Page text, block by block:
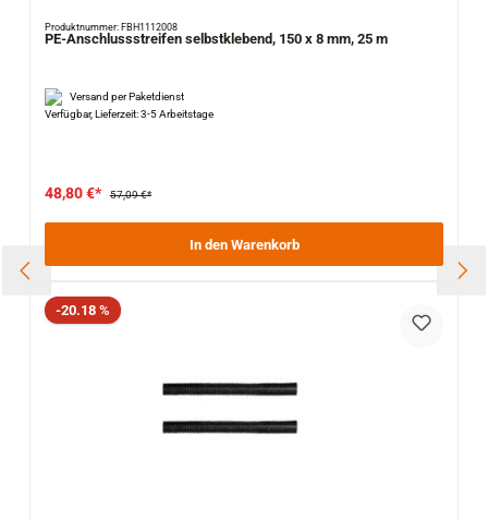
Produktnummer: FBH1112008
PE-Anschlussstreifen selbstklebend, 150 x 8 mm, 25 m
Versand per Paketdienst
Verfügbar, Lieferzeit: 3-5 Arbeitstage
48,80 €* 57,09 €*
In den Warenkorb
Rabatt
-20.18 %